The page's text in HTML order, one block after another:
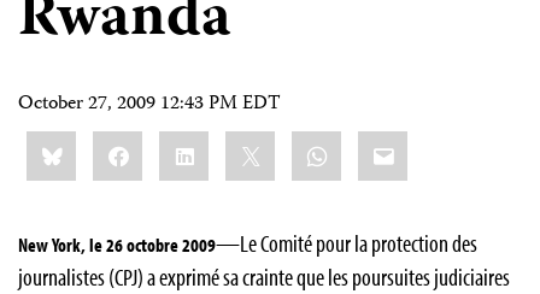
Rwanda
October 27, 2009 12:43 PM EDT
Share
this:BlueskyFacebookLinkedIn WhatsApp
Email
New York, le 26 octobre 2009—Le Comité pour la protection des
journalistes (CPJ) a exprimé sa crainte que les poursuites judiciaires